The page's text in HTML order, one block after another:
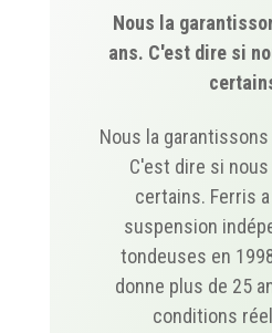
Nous la
ans. C'est dire si
Nous la
C'est dire si
certains. Ferris
suspension
tondeuses en
donne plus de 25
conditions